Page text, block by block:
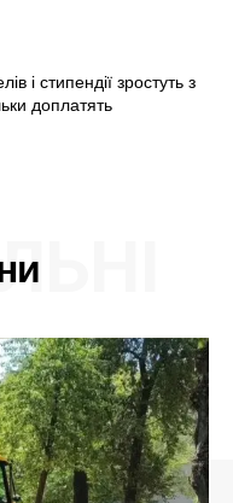
і стипендії зростуть з
доплатять